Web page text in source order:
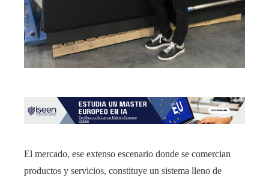
El mercado, ese extenso escenario donde se comercian
productos y servicios, constituye un sistema lleno de